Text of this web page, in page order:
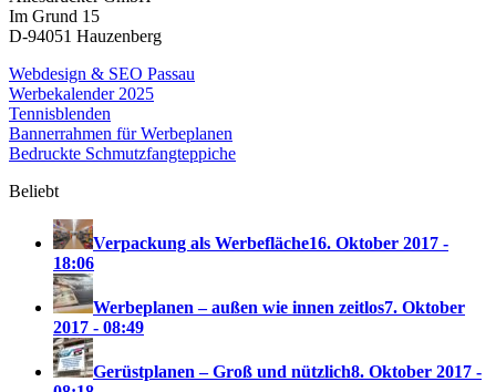
Im Grund 15
D-94051 Hauzenberg
Webdesign & SEO Passau
Werbekalender 2025
Tennisblenden
Bannerrahmen für Werbeplanen
Bedruckte Schmutzfangteppiche
Beliebt
Verpackung als Werbefläche16. Oktober 2017 -
18:06
Werbeplanen – außen wie innen zeitlos7. Oktober
2017 - 08:49
Gerüstplanen – Groß und nützlich8. Oktober 2017 -